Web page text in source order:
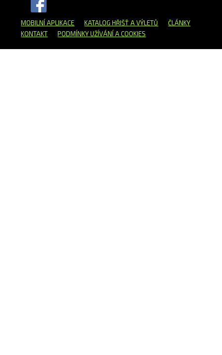
MOBILNÍ APLIKACE KATALOG HŘIŠŤA VÝLETŮ
ČLÁNKY
KONTAKT
PODMÍNKY UŽÍVÁNÍ A COOKIES